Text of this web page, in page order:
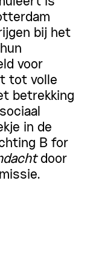
bij het
voor
tot volle
betrekking
in de
B for
door